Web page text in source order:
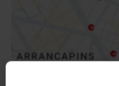
Cómo llegar